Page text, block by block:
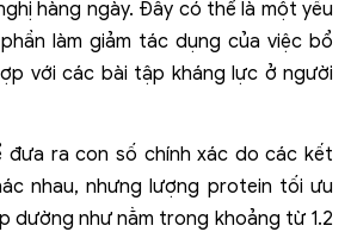
hàng ngày. Đây có thể là một yếu
làm giảm tác dụng của việc bổ
với các bài tập kháng lực ở người
đưa ra con số chính xác do các kết
nhau, nhưng lượng protein tối ưu
dường như nằm trong khoảng từ 1.2